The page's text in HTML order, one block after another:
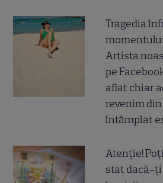
Tragedia
Artista
pe
aflat chiar
revenim din
întâmplat
Atenție!
stat dacă-